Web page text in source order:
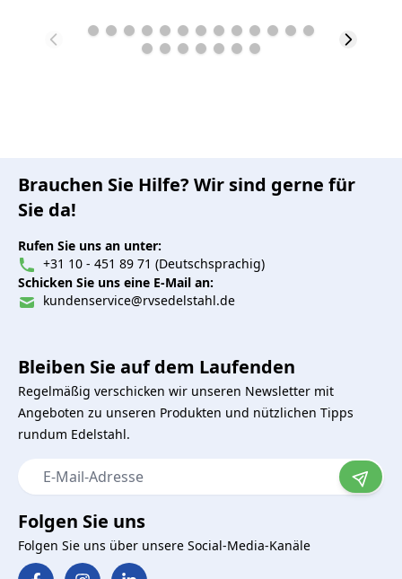
Brauchen Sie Hilfe? Wir sind gerne für
Sie da!
Rufen Sie uns an unter:
+31 10 - 451 89 71 (Deutschsprachig)
Schicken Sie uns eine E-Mail an:
kundenservice@rvsedelstahl.de
Bleiben Sie auf dem Laufenden
Regelmäßig verschicken wir unseren Newsletter mit
Angeboten zu unseren Produkten und nützlichen Tipps
rundum Edelstahl.
E-Mail-Adresse
Folgen Sie uns
Folgen Sie uns über unsere Social-Media-Kanäle